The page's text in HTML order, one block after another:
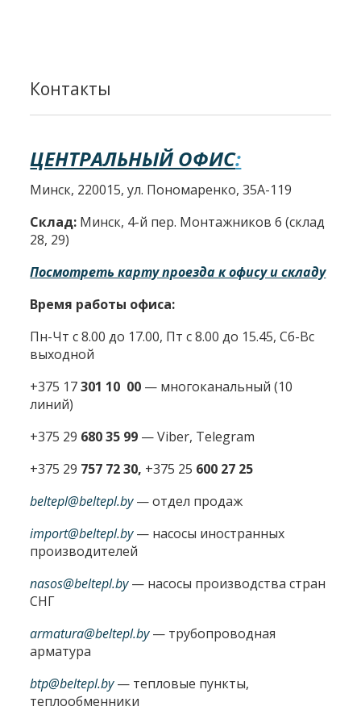
Контакты
ЦЕНТРАЛЬНЫЙ ОФИС:
Минск, 220015, ул. Пономаренко, 35А-119
Склад: Минск, 4-й пер. Монтажников 6 (склад
28, 29)
Посмотреть карту проезда к офису и складу
Время работы офиса:
Пн-Чт с 8.00 до 17.00, Пт с 8.00 до 15.45, Сб-Вс
выходной
+375 17301 10 00 — многоканальный (10
линий)
+375 29 680 35 99 — Viber, Telegram
+375 29 757 72 30, +375 25 600 27 25
beltepl@beltepl.by— отдел продаж
import@beltepl.by— насосы иностранных
производителей
nasos@beltepl.by— насосы производства стран
СНГ
armatura@beltepl.by— трубопроводная
арматура
btp@beltepl.by— тепловые пункты,
теплообменники